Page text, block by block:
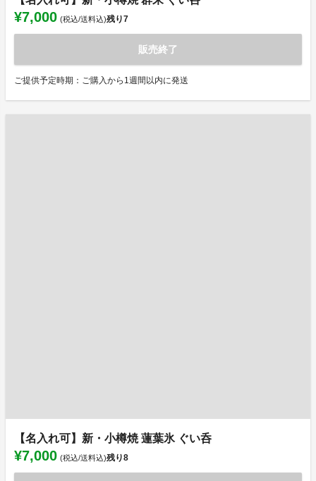
¥7,000 (税込/送料込)残り7
販売終了
ご提供予定時期：ご購入から1週間以内に発送
【名入れ可】新・小樽焼 蓮葉氷 ぐい呑
¥7,000 (税込/送料込)残り8